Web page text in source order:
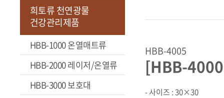
희토류 천연광물
건강관리제품
HBB-1000 온열매트류
HBB-2000 레이저/온열류
HBB-3000 보호대
HBB-4005
[HBB-
- 사이즈 : 30×30